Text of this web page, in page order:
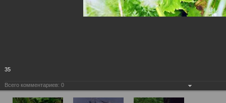
35
Всего комментариев: 0